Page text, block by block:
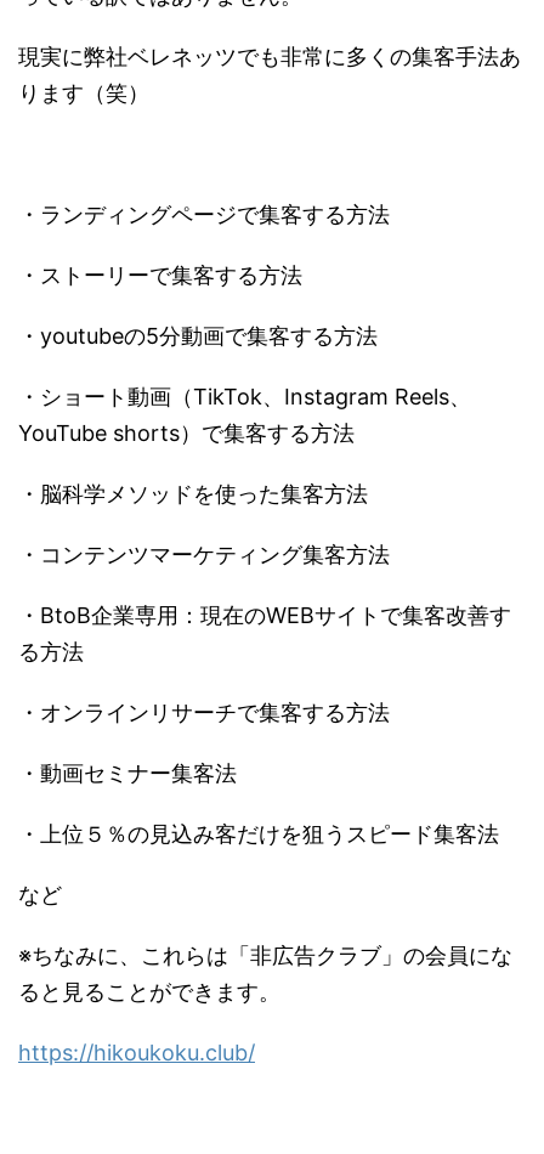
現実に弊社ベレネッツでも非常に多くの集客手法あ
ります（笑）
・ランディングページで集客する方法
・ストーリーで集客する方法
・youtubeの5分動画で集客する方法
・ショート動画（TikTok、Instagram Reels、
YouTube shorts）で集客する方法
・脳科学メソッドを使った集客方法
・コンテンツマーケティング集客方法
・BtoB企業専用：現在のWEBサイトで集客改善す
る方法
・オンラインリサーチで集客する方法
・動画セミナー集客法
・上位５％の見込み客だけを狙うスピード集客法
など
※ちなみに、これらは「非広告クラブ」の会員にな
ると見ることができます。
https://hikoukoku.club/